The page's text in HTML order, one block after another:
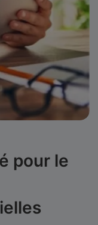
pour le